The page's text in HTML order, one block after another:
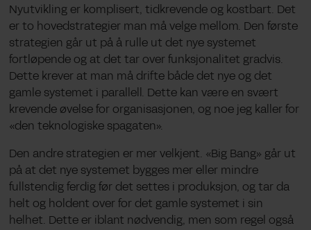
Nyutvikling er komplisert, tidkrevende og kostbart. Det
er to hovedstrategier man må velge mellom. Den første
strategien går ut på å rulle ut det nye systemet
fortløpende og at det tar over funksjonalitet gradvis.
Dette krever at man må drifte både det nye og det
gamle systemet i parallell. Dette kan være en svært
krevende øvelse for organisasjonen, og noe jeg kaller for
«den teknologiske spagaten».
Den andre strategien er mer velkjent. «Big Bang» går ut
på at det nye systemet bygges mer eller mindre
fullstendig ferdig før det settes i produksjon, og tar da
helt og holdent over for det gamle systemet i sin
helhet. Dette er iblant nødvendig, men som regel også